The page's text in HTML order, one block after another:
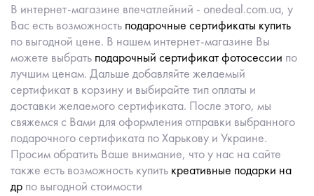
В интернет-магазине впечатлейний - onedeal.com.ua, у
Вас есть возможность подарочные сертификаты купить
по выгодной цене. В нашем интернет-магазине Вы
можете выбрать подарочный сертификат фотосессии по
лучшим ценам. Дальше добавляйте желаемый
сертификат в корзину и выбирайте тип оплаты и
доставки желаемого сертификата. После этого, мы
свяжемся с Вами для оформления отправки выбранного
подарочного сертификата по Харькову и Украине.
Просим обратить Ваше внимание, что у нас на сайте
также есть возможность купить креативные подарки на
др по выгодной стоимости